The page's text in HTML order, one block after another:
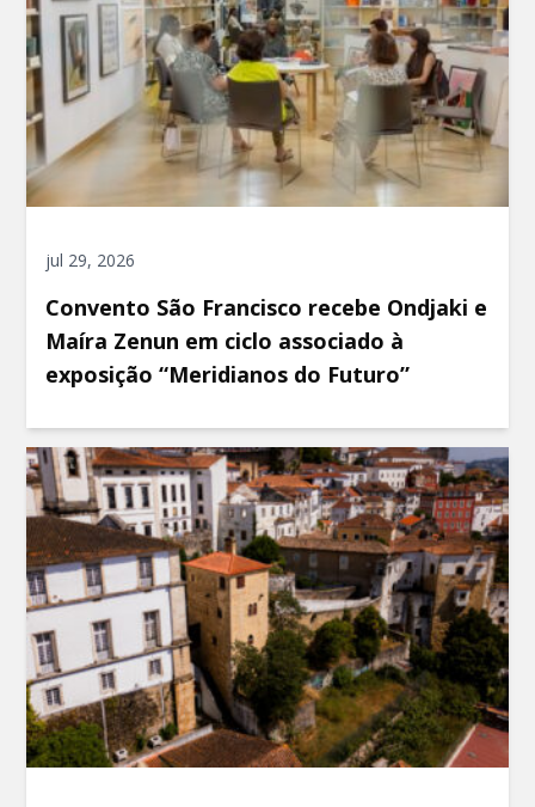
jul 29, 2026
Convento São Francisco recebe Ondjaki e
Maíra Zenun em ciclo associado à
exposição “Meridianos do Futuro”